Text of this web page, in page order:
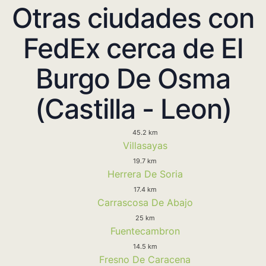
Otras ciudades con
FedEx cerca de El
Burgo De Osma
(Castilla - Leon)
45.2 km
Villasayas
19.7 km
Herrera De Soria
17.4 km
Carrascosa De Abajo
25 km
Fuentecambron
14.5 km
Fresno De Caracena